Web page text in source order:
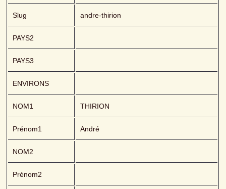
Slug andre-thirion
PAYS2
PAYS3
ENVIRONS
NOM1 THIRION
Prénom1 André
NOM2
Prénom2